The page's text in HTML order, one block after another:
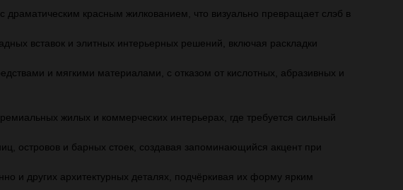
красным жилкованием, что визуально превращает слэб в
вставок и элитных интерьерных решений, включая раскладки
и мягкими материалами, с отказом от кислотных, абразивных и
жилых и коммерческих интерьерах, где требуется сильный
островов и барных стоек, создавая запоминающийся акцент при
и других архитектурных деталях, подчёркивая их форму ярким